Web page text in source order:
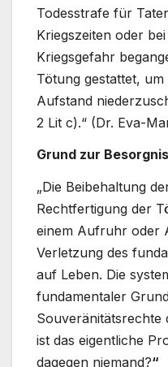
Todesstrafe für
Kriegszeiten oder
Kriegsgefahr
Tötung gestattet,
Aufstand
2 Lit c).“ (Dr. Eva-
Grund zur Besorgnis
„Die Beibehaltung
Rechtfertigung der
einem Aufruhr oder
Verletzung des
auf Leben. Die
fundamentaler
Souveränitätsrechte
ist das eigentliche
dagegen niemand?“